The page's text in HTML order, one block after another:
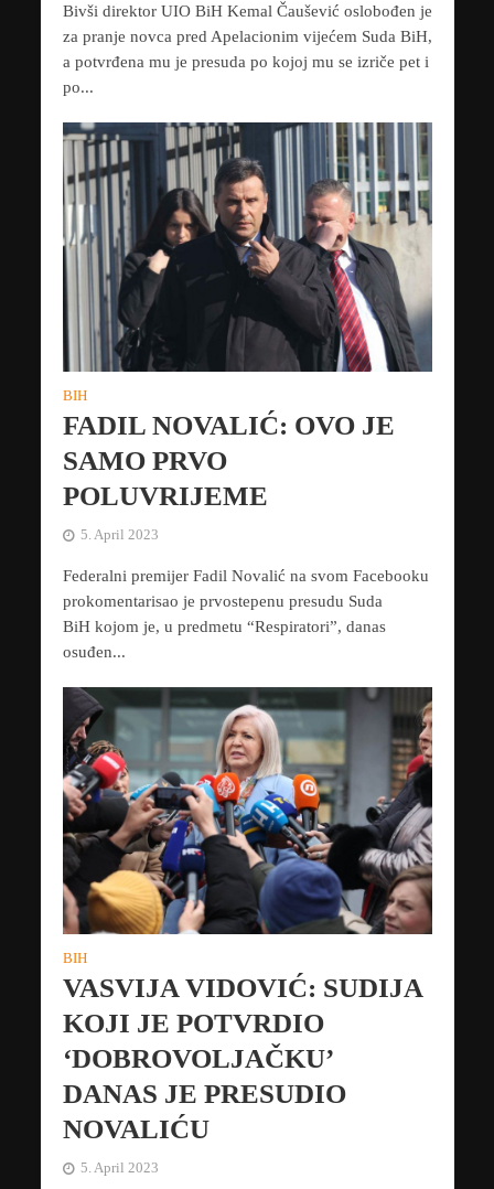
Bivši direktor UIO BiH Kemal Čaušević oslobođen je
za pranje novca pred Apelacionim vijećem Suda BiH,
a potvrđena mu je presuda po kojoj mu se izriče pet i
po...
BIH
FADIL NOVALIĆ: OVO JE
SAMO PRVO
POLUVRIJEME
5. April 2023
Federalni premijer Fadil Novalić na svom Facebooku
prokomentarisao je prvostepenu presudu Suda
BiH kojom je, u predmetu “Respiratori”, danas
osuđen...
BIH
VASVIJA VIDOVIĆ: SUDIJA
KOJI JE POTVRDIO
‘DOBROVOLJAČKU’
DANAS JE PRESUDIO
NOVALIĆU
5. April 2023